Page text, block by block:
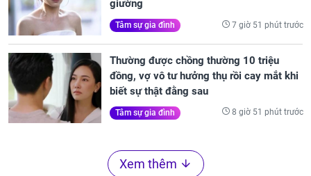
giường
Tâm sự gia đình 7 giờ 51 phút trước
Thường được chồng thường 10 triệu
đồng, vợ vô tư hưởng thụ rồi cay mắt khi
biết sự thật đằng sau
Tâm sự gia đình 8 giờ 51 phút trước
Xem thêm